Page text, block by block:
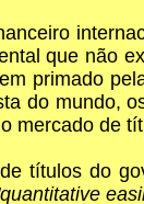
que não
primado
do mundo,
mercado de
títulos do